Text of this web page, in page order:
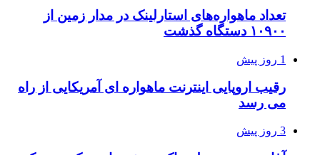
تعداد ماهواره‌های استارلینک‌ در مدار زمین از
۱۰۹۰۰ دستگاه گذشت
1 روز پیش
رقیب اروپایی اینترنت ماهواره ای آمریکایی از راه
می رسد
3 روز پیش